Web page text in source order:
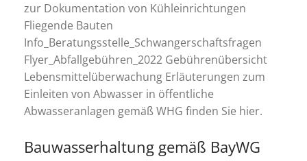
zur Dokumentation von Kühleinrichtungen
Fliegende Bauten
Info_Beratungsstelle_Schwangerschaftsfragen
Flyer_Abfallgebühren_2022 Gebührenübersicht
Lebensmittelüberwachung Erläuterungen zum
Einleiten von Abwasser in öffentliche
Abwasseranlagen gemäß WHG finden Sie hier.
Bauwasserhaltung gemäß BayWG